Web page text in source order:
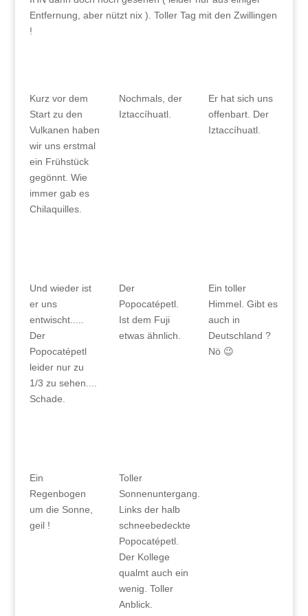
Entfernung, aber nützt nix ). Toller Tag mit den Zwillingen
!
Kurz vor dem
Start zu den
Vulkanen haben
wir uns erstmal
ein Frühstück
gegönnt. Wie
immer gab es
Chilaquilles.
Nochmals, der
Iztaccíhuatl.
Er hat sich uns
offenbart. Der
Iztaccíhuatl.
Und wieder ist
er uns
entwischt.....
Der
Popocatépetl
leider nur zu
1/3 zu sehen....
Schade.
Der
Popocatépetl.
Ist dem Fuji
etwas ähnlich.
Ein toller
Himmel. Gibt es
auch in
Deutschland ?
Nö 😉
Ein
Regenbogen
um die Sonne,
geil !
Toller
Sonnenuntergang.
Links der halb
schneebedeckte
Popocatépetl.
Der Kollege
qualmt auch ein
wenig. Toller
Anblick.